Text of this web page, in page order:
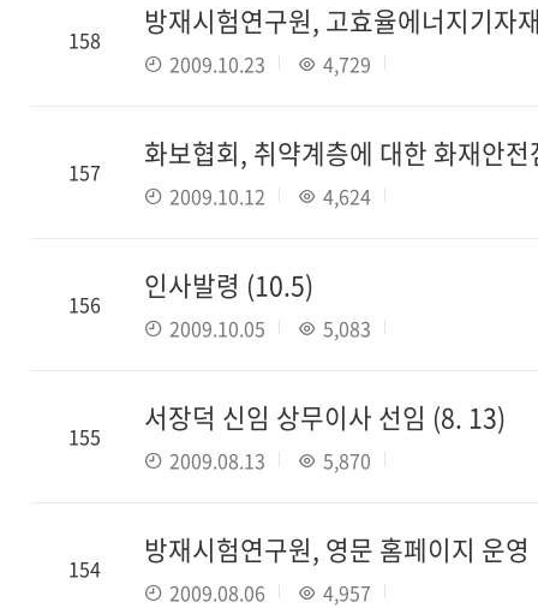
158 방재시험연구원, 고효율에너지기자
2009.10.23 4,729
157 화보협회, 취약계층에 대한 화재안
2009.10.12 4,624
156 인사발령 (10.5)
2009.10.05 5,083
155 서장덕 신임 상무이사 선임 (8. 13)
2009.08.13 5,870
154 방재시험연구원, 영문 홈페이지 운
2009.08.06 4,957